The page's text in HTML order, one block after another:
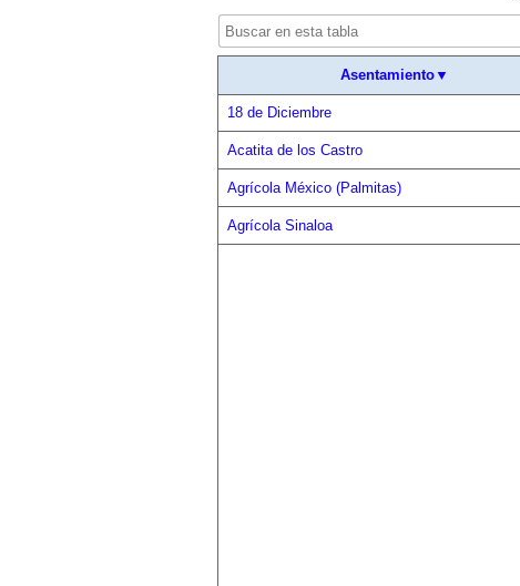
Asentamiento▼
18 de Diciembre
Acatita de los Castro
Agrícola México (Palmitas)
Agrícola Sinaloa